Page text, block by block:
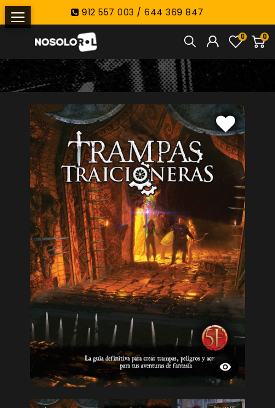
912 557 003 / 644 369 847
0
0